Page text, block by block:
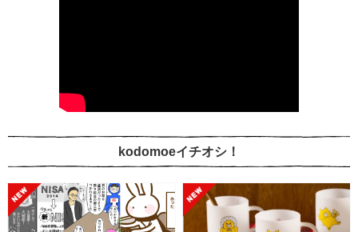
kodomoeイチオシ！